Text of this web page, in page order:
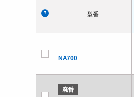
型番
NA700
廃番